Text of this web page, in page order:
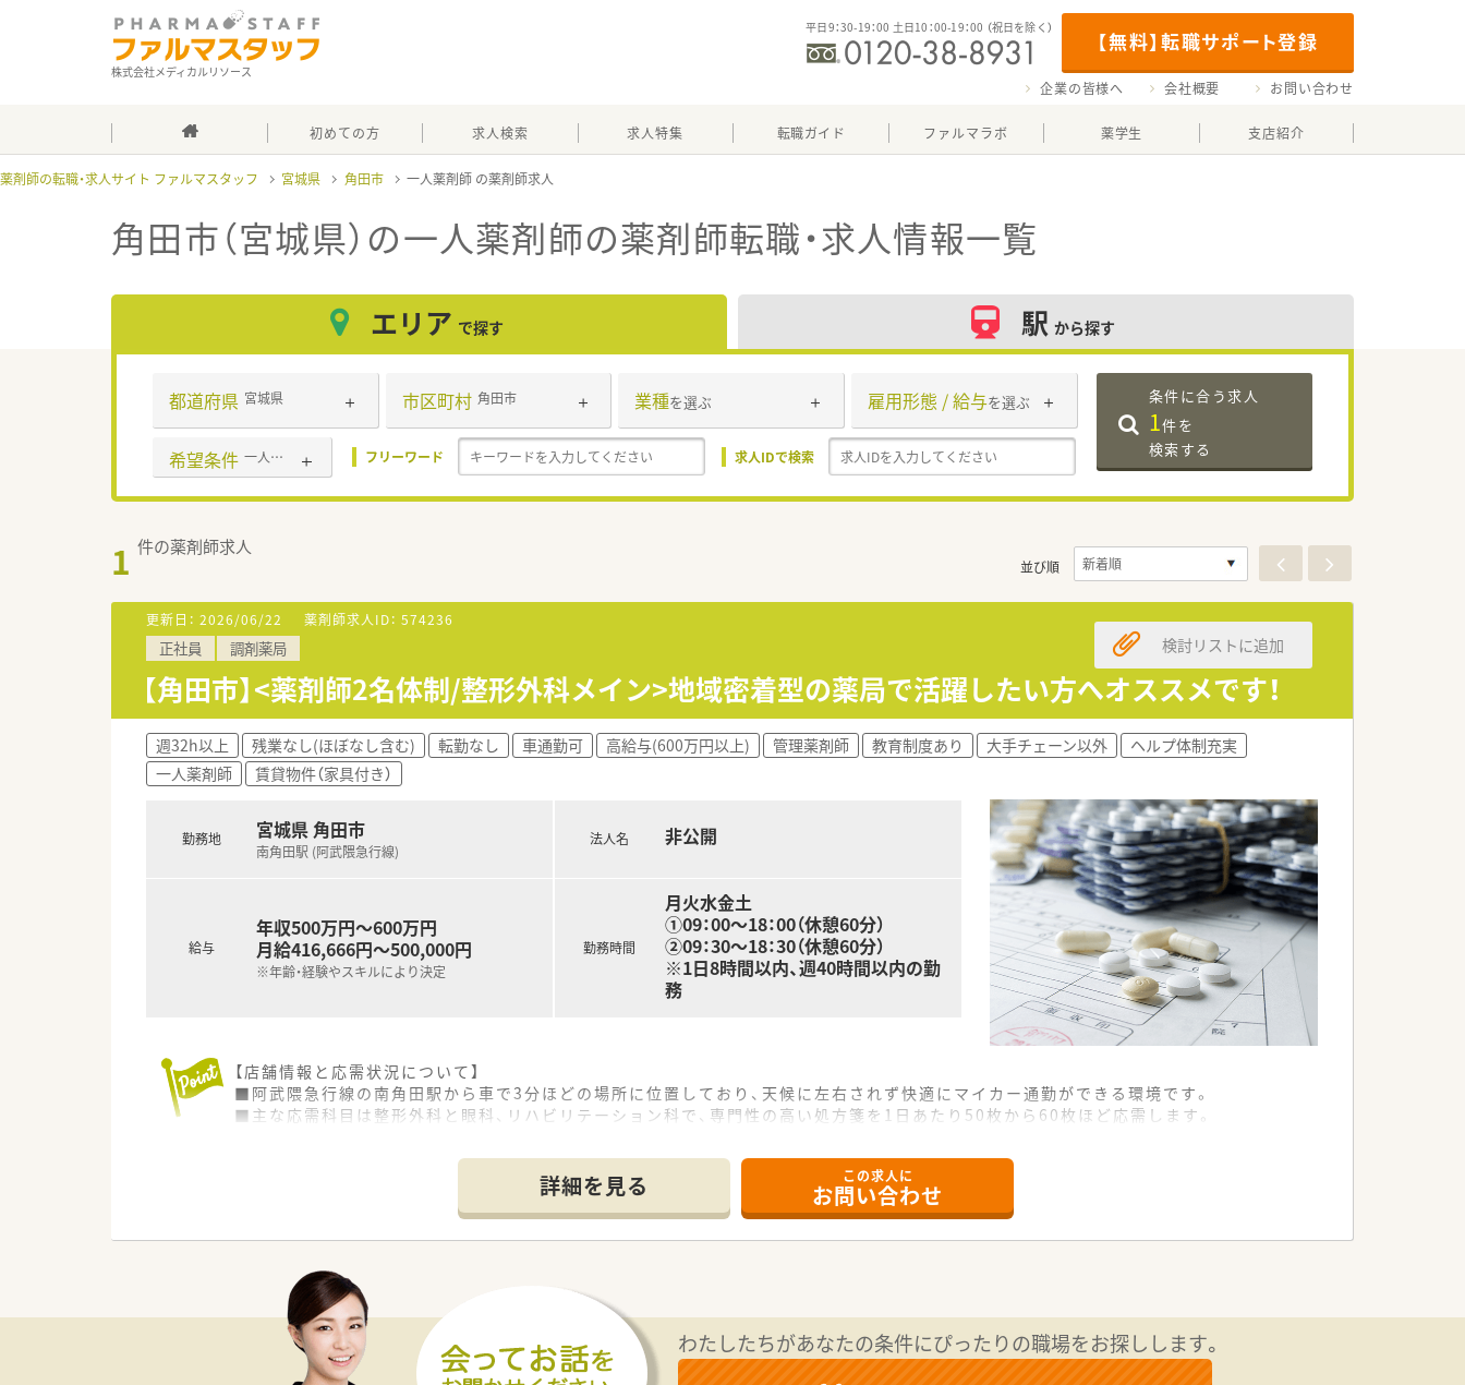
株式会社メディカルリソース
【無料】転職サポート登録
平日9：30-19：00 土日10：00-19：00 （祝日を除く）
企業の皆様へ 会社概要 お問い合わせ
初めての方 求人検索 求人特集 転職ガイド ファルマラボ 薬学生 支店紹介
薬剤師の転職・求人サイト ファルマスタッフ 宮城県 角田市 一人薬剤師
角田市（宮城県）の一人薬剤師の薬剤師転職・求人情報一覧
エリア で探す 駅 から探す
都道府県 宮城県 市区町村 角田市 業種を選ぶ 雇用形態 / 給与を選ぶ
希望条件 一人薬剤師 フリーワード 求人IDで検索
条件に合う求人
1件を
検索する
1 件の薬剤師求人
並び順
更新日： 2026/06/22 薬剤師求人ID： 574236
正社員 調剤薬局
【角田市】<薬剤師2名体制/整形外科メイン>地域密着型の薬局で活躍したい方へオススメです！
検討リストに追加
週32h以上 残業なし(ほぼなし含む) 転勤なし 車通勤可 高給与(600万円以上) 管理薬剤師 教育制度あり 大手チェーン以外
ヘルプ体制充実
一人薬剤師
賃貸物件（家具付き）
勤務地 宮城県 角田市
南角田駅 (阿武隈急行線)
給与
年収500万円～600万円
月給416,666円～500,000円
※年齢・経験やスキルにより決定
法人名 非公開
勤務時間
月火水金土
①09：00～18：00（休憩60分）
②09：30～18：30（休憩60分）
※1日8時間以内、週40時間以内の勤
務
【店舗情報と応需状況について】
■阿武隈急行線の南角田駅から車で3分ほどの場所に位置しており、天候に左右されず快適にマイカー通勤ができる環境です。
■主な応需科目は整形外科と眼科、リハビリテーション科で、専門性の高い処方箋を1日あたり50枚から60枚ほど応需します。
■経営者と現場で働くスタッフとの距離が非常に近く、日頃から風通しの良い環境の中で働くことができるのが魅力です。
■前者の平均年齢が35．6歳と比較的若く、社員間の食事会や社員旅行など、横のつながりも大事にする社風です。
■常勤薬剤師と事務スタッフが互いに協力し合える体制であり、積極的に意見を出し合いながら店舗運営に関われます。
【想定されるキャリアイメージ】
■実務経験を活かしながら店舗の管理業務に携わることで、薬局運営やマネジメントに関するスキルを磨くことができます。
■在宅やかかりつけ薬剤師としての経験を積むことで、地域医療に深く貢献できる質の高い薬剤師へと成長が可能です。
■将来、管理薬剤師やエリアマネージャーなどキャリアアップができる環境です。チャレンジ思考のある方にもおすすめの企業です。
詳細を見る この求人に
お問い合わせ
わたしたちがあなたの条件にぴったりの職場をお探しします。